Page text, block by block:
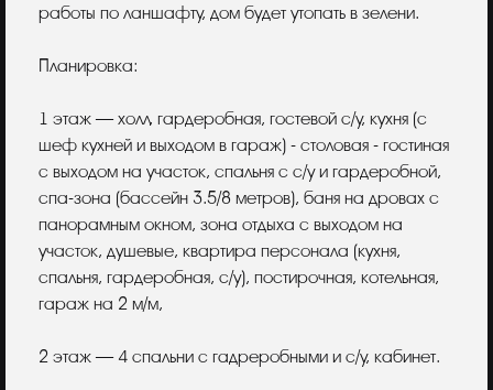
работы по ланшафту, дом будет утопать в зелени.
Планировка:
1 этаж — холл, гардеробная, гостевой с/у, кухня (с
шеф кухней и выходом в гараж) - столовая - гостиная
с выходом на участок, спальня с с/у и гардеробной,
спа-зона (бассейн 3.5/8 метров), баня на дровах с
панорамным окном, зона отдыха с выходом на
участок, душевые, квартира персонала (кухня,
спальня, гардеробная, с/у), постирочная, котельная,
гараж на 2 м/м,
2 этаж — 4 спальни с гадреробными и с/у, кабинет.